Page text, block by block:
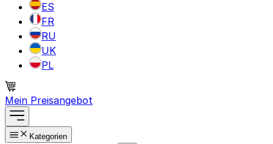
ES
FR
RU
UK
PL
Mein Preisangebot
Kategorien